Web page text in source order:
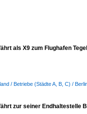
als X9 zum Flughafen
/ Betriebe (Städte A, B, C) /
zur seiner Endhaltestelle